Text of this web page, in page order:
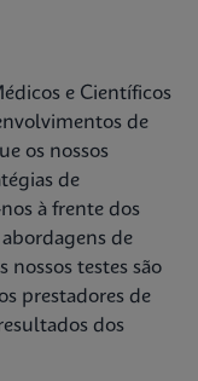
e Científicos
de
os nossos
de
à frente dos
de
testes são
prestadores de
dos